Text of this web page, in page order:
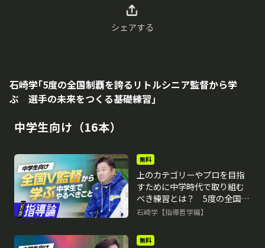
シェアする
石崎学｢5度の全国制覇を誇るリトルシニア監督から学
ぶ 選手の未来をつくる基礎練習｣
中学生向け（16本）
再生中
無料
上のカテゴリーやプロを目指
すために中学時代で取り組む
べき練習とは？ 5度の全国V
中学チームの基礎練習
石崎学【指導哲学編】
無料